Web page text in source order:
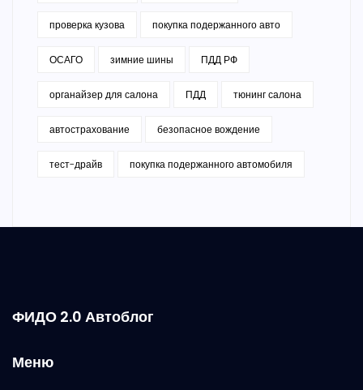
проверка кузова покупка подержанного авто
ОСАГО зимние шины ПДД РФ
органайзер для салона ПДД тюнинг салона
автострахование безопасное вождение
тест-драйв покупка подержанного автомобиля
ФИДО 2.0 Автоблог
Меню